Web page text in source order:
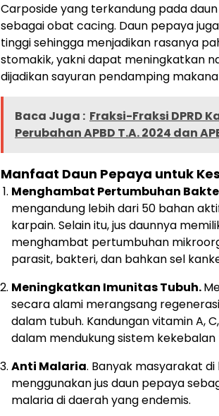
Carposide yang terkandung pada
sebagai obat cacing. Daun pepaya
tinggi sehingga menjadikan rasanya
stomakik, yakni dapat meningkatkan
dijadikan sayuran pendamping
Baca Juga : Fraksi-Fraksi DPRD
Perubahan APBD T.A. 2024 dan
Manfaat Daun Pepaya untuk
Menghambat Pertumbuhan
mengandung lebih dari 50 bahan
karpain. Selain itu, jus daunnya
menghambat pertumbuhan
parasit, bakteri, dan bahkan sel
Meningkatkan Imunitas Tubuh.
secara alami merangsang
dalam tubuh. Kandungan vitamin A,
dalam mendukung sistem kekebalan
Anti Malaria. Banyak masyarakat
menggunakan jus daun pepaya
malaria di daerah yang endemis.